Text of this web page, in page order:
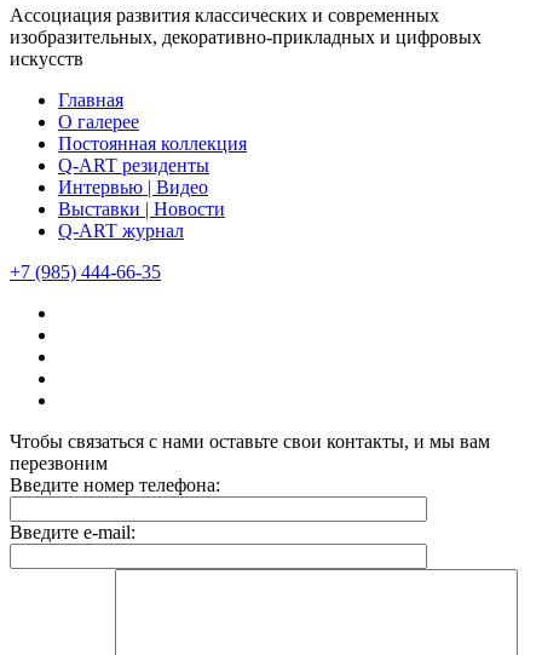
Ассоциация развития классических и современных
изобразительных, декоративно-прикладных и цифровых
искусств
Главная
О галерее
Постоянная коллекция
Q-ART резиденты
Интервью | Видео
Выставки | Новости
Q-ART журнал
+7 (985) 444-66-35
Чтобы связаться с нами оставьте свои контакты, и мы вам
перезвоним
Введите номер телефона:
Введите e-mail: